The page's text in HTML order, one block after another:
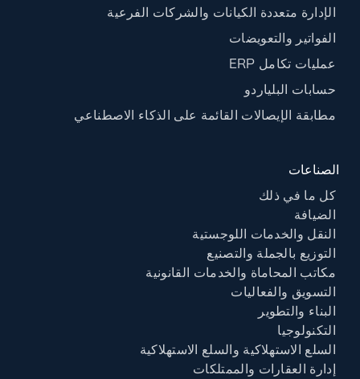
الإدارة متعددة الكيانات والشركات الفرعية
الفواتير والتعويضات
عمليات تكامل ERP
حسابات البلياردو
مطابقة الإيصالات القائمة على الذكاء الاصطناعي
الصناعات
كل ما في ذلك
الضيافة
النقل والخدمات اللوجستية
التوزيع بالجملة والتصنيع
مكاتب المحاماة والخدمات القانونية
التسويق والفعاليات
البناء والتطوير
التكنولوجيا
السلع الاستهلاكية والسلع الاستهلاكية
إدارة العقارات والممتلكات